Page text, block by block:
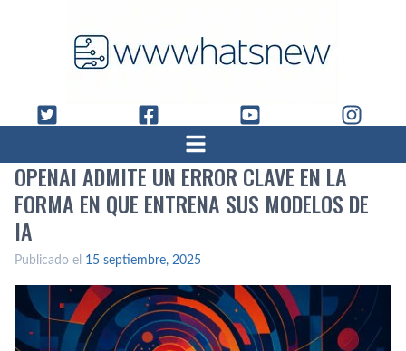
OPENAI ADMITE UN ERROR CLAVE EN LA
FORMA EN QUE ENTRENA SUS MODELOS DE
IA
Publicado el 15 septiembre, 2025